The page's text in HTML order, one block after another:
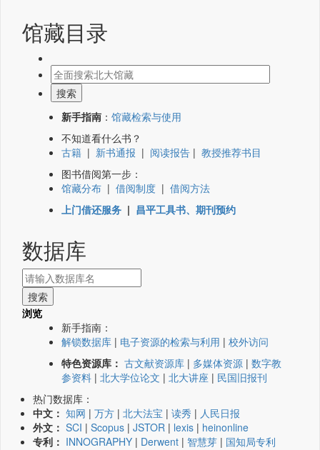
馆藏目录
新手指南 ： 馆藏检索与使用
不知道看什么书？
古籍 | 新书通报 | 阅读报告 | 教授推荐书目
图书借阅第一步：
馆藏分布 | 借阅制度 | 借阅方法
上门借还服务 | 昌平工具书、期刊预约
数据库
浏览
新手指南：
解锁数据库 | 电子资源的检索与利用 | 校外访问
特色资源库： 古文献资源库 | 多媒体资源 | 数字教
参资料 | 北大学位论文 | 北大讲座 | 民国旧报刊
热门数据库：
中文： 知网 | 万方 | 北大法宝 | 读秀 | 人民日报
外文： SCI | Scopus | JSTOR | lexis | heinonline
专利： INNOGRAPHY | Derwent | 智慧芽 | 国知局专利